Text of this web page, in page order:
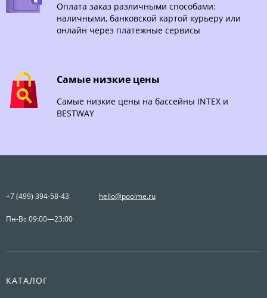
Оплата заказ различными способами:
наличными, банковской картой курьеру или
онлайн через платежные сервисы
Самые низкие цены
Самые низкие цены на бассейны INTEX и
BESTWAY
+7 (499) 394-58-43 hello@poolme.ru
Пн-Вс 09:00—23:00
КАТАЛОГ